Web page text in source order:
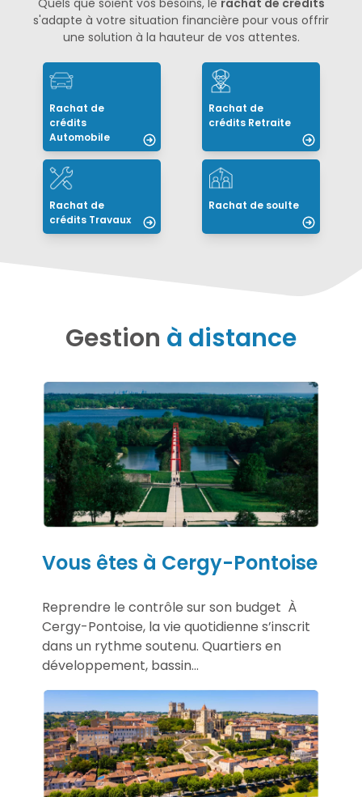
Quels que soient vos besoins, le rachat de crédits
s'adapte à votre situation financière pour vous offrir
une solution à la hauteur de vos attentes.
Rachat de
crédits
Automobile
Rachat de
crédits Retraite
Rachat de
crédits Travaux
Rachat de soulte
Gestion à distance
Vous êtes à Cergy-Pontoise
Reprendre le contrôle sur son budget À
Cergy-Pontoise, la vie quotidienne s’inscrit
dans un rythme soutenu. Quartiers en
développement, bassin...